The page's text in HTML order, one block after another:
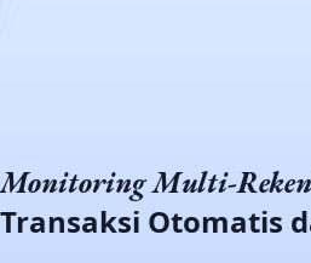
MonitoringMulti-
Transaksi Otomatis